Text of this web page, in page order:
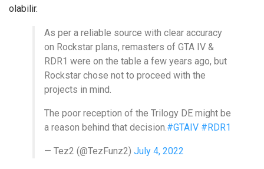
olabilir.
As per a reliable source with clear accuracy
on Rockstar plans, remasters of GTA IV &
RDR1 were on the table a few years ago, but
Rockstar chose not to proceed with the
projects in mind.
The poor reception of the Trilogy DE might be
a reason behind that decision.#GTAIV #RDR1
— Tez2 (@TezFunz2) July 4, 2022